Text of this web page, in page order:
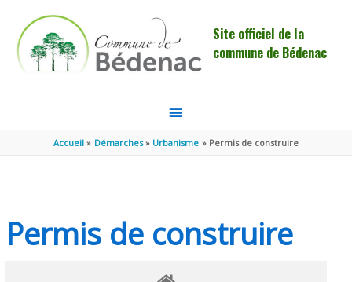
Site officiel de la
commune de Bédenac
MENU
PRINCIPAL
Accueil Démarches Urbanisme Permis de construire
Permis de construire